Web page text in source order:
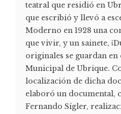
teatral que residió en
que escribió y llevó a
Moderno en 1928 una
que vivir, y un sainete,
originales se guardan
Municipal de Ubrique.
localización de dicha
elaboró un documental,
Fernando Sígler,